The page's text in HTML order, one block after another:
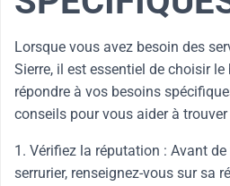
Lorsque vous avez besoin des
Sierre, il est essentiel de choisir
répondre à vos besoins
conseils pour vous aider à
1. Vérifiez la réputation : Avant
serrurier, renseignez-vous sur sa